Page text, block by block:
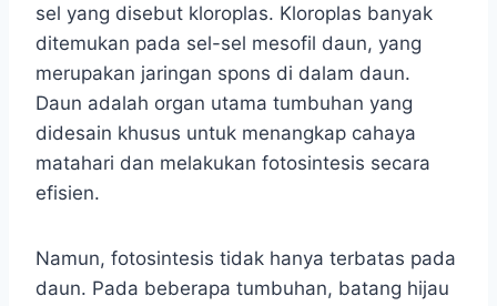
sel yang disebut kloroplas. Kloroplas banyak
ditemukan pada sel-sel mesofil daun, yang
merupakan jaringan spons di dalam daun.
Daun adalah organ utama tumbuhan yang
didesain khusus untuk menangkap cahaya
matahari dan melakukan fotosintesis secara
efisien.
Namun, fotosintesis tidak hanya terbatas pada
daun. Pada beberapa tumbuhan, batang hijau